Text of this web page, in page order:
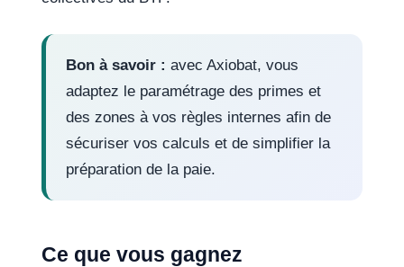
Bon à savoir : avec Axiobat, vous
adaptez le paramétrage des primes et
des zones à vos règles internes afin de
sécuriser vos calculs et de simplifier la
préparation de la paie.
Ce que vous gagnez